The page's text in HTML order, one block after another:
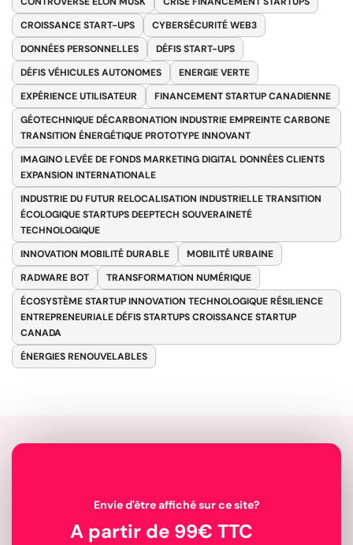
CROISSANCE START-UPS
CYBERSÉCURITÉ WEB3
DONNÉES PERSONNELLES
DÉFIS START-UPS
DÉFIS VÉHICULES AUTONOMES
ENERGIE VERTE
EXPÉRIENCE UTILISATEUR
FINANCEMENT STARTUP CANADIENNE
GÉOTECHNIQUE DÉCARBONATION INDUSTRIE EMPREINTE CARBONE
TRANSITION ÉNERGÉTIQUE PROTOTYPE INNOVANT
IMAGINO LEVÉE DE FONDS MARKETING DIGITAL DONNÉES CLIENTS
EXPANSION INTERNATIONALE
INDUSTRIE DU FUTUR RELOCALISATION INDUSTRIELLE TRANSITION
ÉCOLOGIQUE STARTUPS DEEPTECH SOUVERAINETÉ
TECHNOLOGIQUE
INNOVATION MOBILITÉ DURABLE
MOBILITÉ URBAINE
RADWARE BOT
TRANSFORMATION NUMÉRIQUE
ÉCOSYSTÈME STARTUP INNOVATION TECHNOLOGIQUE RÉSILIENCE
ENTREPRENEURIALE DÉFIS STARTUPS CROISSANCE STARTUP
CANADA
ÉNERGIES RENOUVELABLES
Envie d'être affiché sur ce site?
A partir de 99€ TTC